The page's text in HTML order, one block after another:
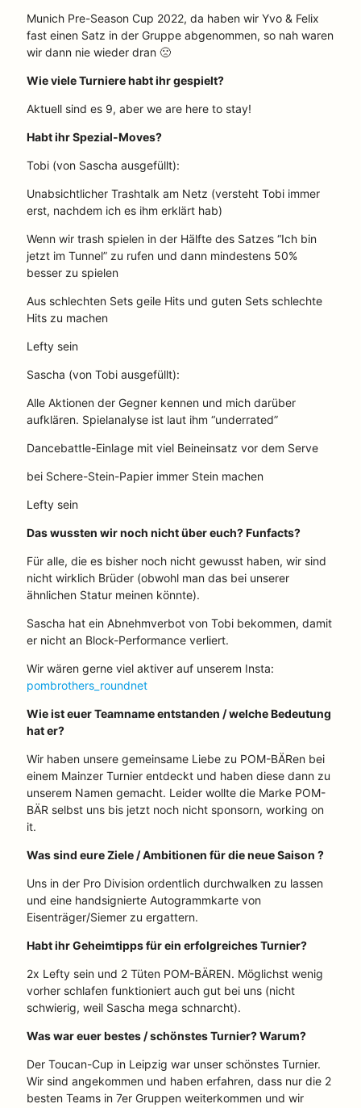
Munich Pre-Season Cup 2022, da haben wir Yvo & Felix
fast einen Satz in der Gruppe abgenommen, so nah waren
wir dann nie wieder dran 🙁
Wie viele Turniere habt ihr gespielt?
Aktuell sind es 9, aber we are here to stay!
Habt ihr Spezial-Moves?
Tobi (von Sascha ausgefüllt):
Unabsichtlicher Trashtalk am Netz (versteht Tobi immer
erst, nachdem ich es ihm erklärt hab)
Wenn wir trash spielen in der Hälfte des Satzes “Ich bin
jetzt im Tunnel” zu rufen und dann mindestens 50%
besser zu spielen
Aus schlechten Sets geile Hits und guten Sets schlechte
Hits zu machen
Lefty sein
Sascha (von Tobi ausgefüllt):
Alle Aktionen der Gegner kennen und mich darüber
aufklären. Spielanalyse ist laut ihm “underrated”
Dancebattle-Einlage mit viel Beineinsatz vor dem Serve
bei Schere-Stein-Papier immer Stein machen
Lefty sein
Das wussten wir noch nicht über euch? Funfacts?
Für alle, die es bisher noch nicht gewusst haben, wir sind
nicht wirklich Brüder (obwohl man das bei unserer
ähnlichen Statur meinen könnte).
Sascha hat ein Abnehmverbot von Tobi bekommen, damit
er nicht an Block-Performance verliert.
Wir wären gerne viel aktiver auf unserem Insta:
pombrothers_roundnet
Wie ist euer Teamname entstanden / welche Bedeutung
hat er?
Wir haben unsere gemeinsame Liebe zu POM-BÄRen bei
einem Mainzer Turnier entdeckt und haben diese dann zu
unserem Namen gemacht. Leider wollte die Marke POM-
BÄR selbst uns bis jetzt noch nicht sponsorn, working on
it.
Was sind eure Ziele / Ambitionen für die neue Saison ?
Uns in der Pro Division ordentlich durchwalken zu lassen
und eine handsignierte Autogrammkarte von
Eisenträger/Siemer zu ergattern.
Habt ihr Geheimtipps für ein erfolgreiches Turnier?
2x Lefty sein und 2 Tüten POM-BÄREN. Möglichst wenig
vorher schlafen funktioniert auch gut bei uns (nicht
schwierig, weil Sascha mega schnarcht).
Was war euer bestes / schönstes Turnier? Warum?
Der Toucan-Cup in Leipzig war unser schönstes Turnier.
Wir sind angekommen und haben erfahren, dass nur die 2
besten Teams in 7er Gruppen weiterkommen und wir